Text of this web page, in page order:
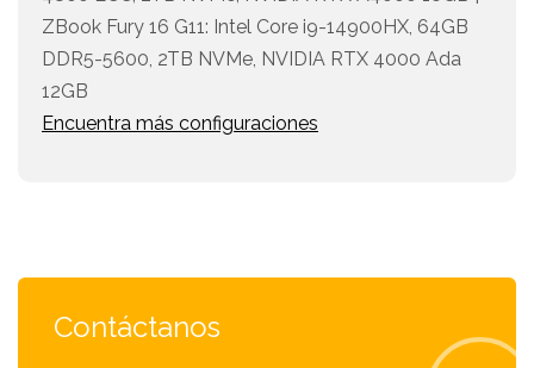
ZBook Fury 16 G11: Intel Core i9-14900HX, 64GB
DDR5-5600, 2TB NVMe, NVIDIA RTX 4000 Ada
12GB
Encuentra más configuraciones
Contáctanos